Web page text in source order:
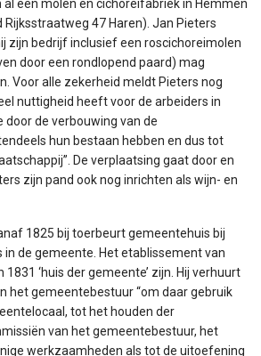
een molen en cichoreifabriek in Hemmen
Rijksstraatweg 47 Haren). Jan Pieters
zijn bedrijf inclusief een roscichoreimolen
door een rondlopend paard) mag
Voor alle zekerheid meldt Pieters nog
nuttigheid heeft voor de arbeiders in
de verbouwing van de
hun bestaan hebben en dus tot
De verplaatsing gaat door en
zijn pand ook nog inrichten als wijn- en
1825 bij toerbeurt gemeentehuis bij
in de gemeente. Het etablissement van
1831 ‘huis der gemeente’ zijn. Hij verhuurt
het gemeentebestuur “om daar gebruik
tot het houden der
van het gemeentebestuur, het
werkzaamheden als tot de uitoefening